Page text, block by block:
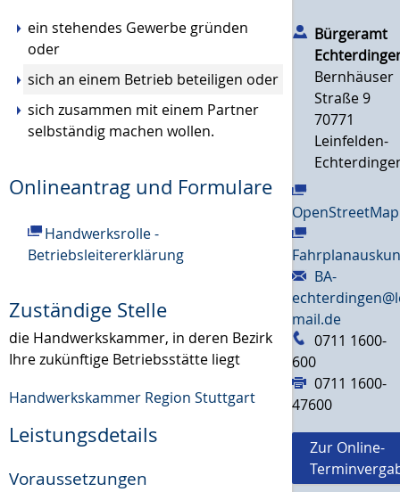
ein stehendes Gewerbe gründen
oder
sich an einem Betrieb beteiligen oder
sich zusammen mit einem Partner
selbständig machen wollen.
Onlineantrag und Formulare
Handwerksrolle -
Betriebsleitererklärung
Zuständige Stelle
die Handwerkskammer, in deren Bezirk
Ihre zukünftige Betriebsstätte liegt
Handwerkskammer Region Stuttgart
Leistungsdetails
Voraussetzungen
Bürgeramt
Bernhäuser
Straße 9
70771
Leinfelden-
OpenStreetMap
BA-
mail.de
0711 1600-
600
0711 1600-
47600
Zur Online-